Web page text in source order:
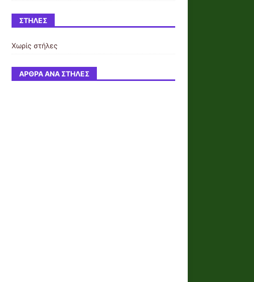
ΣΤΉΛΕΣ
Χωρίς στήλες
ΆΡΘΡΑ ΑΝΆ ΣΤΉΛΕΣ